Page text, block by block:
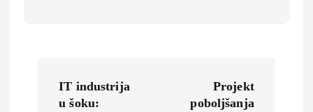
IT industrija
u šoku:
Projekt
poboljšanja